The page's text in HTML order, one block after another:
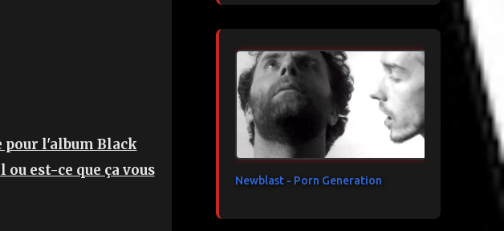
pour l'album Black
est-ce que ça vous
Newblast - Porn Generation